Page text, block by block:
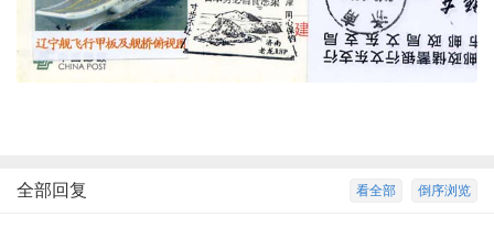
倒序浏览
看全部
全部回复